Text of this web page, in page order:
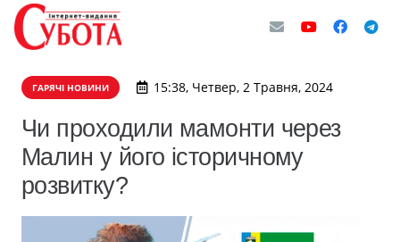
ГАРЯЧІ НОВИНИ 15:38, Четвер, 2 Травня, 2024
Чи проходили мамонти через
Малин у його історичному
розвитку?